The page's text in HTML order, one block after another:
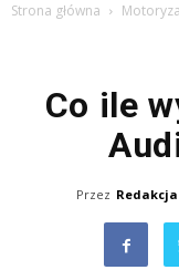
Strona główna
Co ile
Przez Redakcja